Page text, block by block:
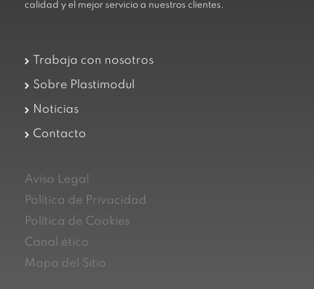
calidad y el mejor servicio a nuestros clientes.
Trabaja con nosotros
Sobre Plastimodul
Noticias
Contacto
Aviso Legal
Política de Privacidad
Política de Cookies
Canal ético
Mapa del Sitio